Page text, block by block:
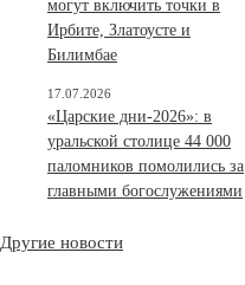
могут включить точки в
Ирбите, Златоусте и
Билимбае
«Царские дни-2026»: в
уральской столице 44 000
паломников помолились за
главными богослужениями
17.07.2026
Другие новости